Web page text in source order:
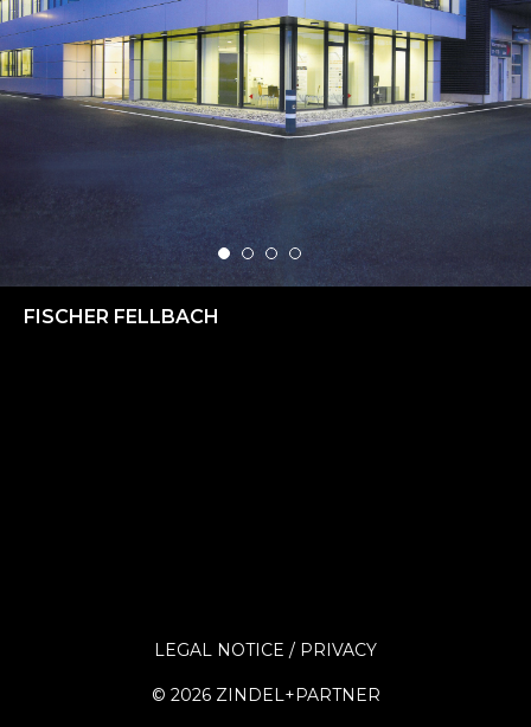
FISCHER FELLBACH
© 2026 ZINDEL+PARTNER
LEGAL NOTICE PRIVACY